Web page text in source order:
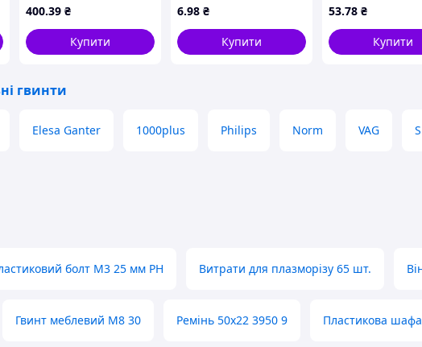
HOUSE
400.39 ₴
Купити
обміднений
6.98 ₴
Купити
53.78 ₴
Купити
гвинти
Elesa Ganter 1000plus Philips Norm VAG
болт M3 25 мм PH Витрати для плазморізу 65 шт.
Гвинт меблевий M8 30 Ремінь 50х22 3950 9 Пластикова